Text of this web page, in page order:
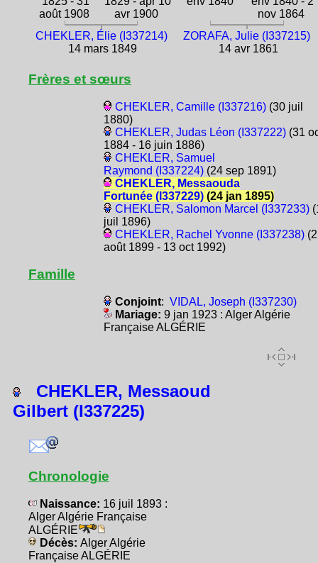
août 1908
avr 1900
nov 1864
CHEKLER, Élie (I337214)
14 mars 1849
ZORAFA, Julie (I337215)
14 avr 1861
Frères et sœurs
CHEKLER, Camille (I337216)(30 juil
1880)
CHEKLER, Judas Léon (I337222)(31
1884 - 16 juin 1886)
CHEKLER, Samuel
Raymond (I337224)(24 sep 1891)
CHEKLER, Messaouda
Fortunée (I337229)(24 jan 1895)
CHEKLER, Salomon Marcel (I337233)
juil 1896)
CHEKLER, Rachel Yvonne (I337238)(2
août 1899 - 13 oct 1992)
Famille
Conjoint: VIDAL, Joseph (I337230)
Mariage: 9 jan 1923 : Alger Algérie
Française ALGÉRIE
CHEKLER, Messaoud
Gilbert (I337225)
Chronologie
Naissance: 16 juil 1893 :
Alger Algérie Française
ALGÉRIE
Décès: Alger Algérie
Française ALGÉRIE